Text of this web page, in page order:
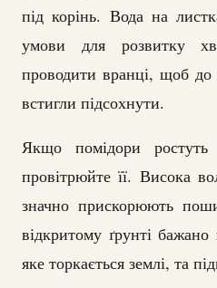
під корінь. Вода на
умови для розвитку
проводити вранці, щоб до
встигли підсохнути.
Якщо помідори ростуть
провітрюйте її. Висока
значно прискорюють
відкритому ґрунті
яке торкається землі, та